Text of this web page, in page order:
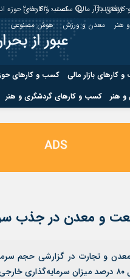
ساعت :20:10:43 بازار مالی کسب و کارهای حوزه
هنر معدن و ورزش هوش مصنوعی
عبور از
کارهای بازار مالی کسب و کارهای
هنر کسب و کارهای گردشگری و هنر
و کارهای حوزه کشاورزی
و تجارت در گزارشی حجم